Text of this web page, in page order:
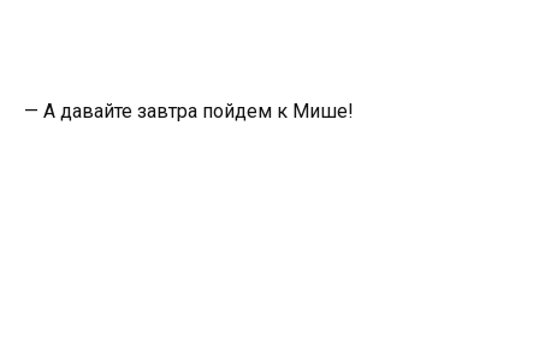
— А давайте завтра пойдем к Мише!